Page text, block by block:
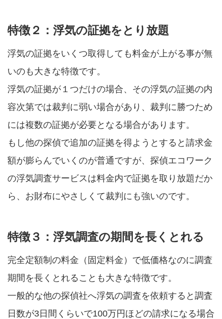
特徴２：浮気の証拠をとり放題
浮気の証拠をいくつ取得しても料金が上がる事が無
いのも大きな特徴です。
浮気の証拠が１つだけの場合、その浮気の証拠の内
容次第では裁判に弱い場合があり、裁判に勝つため
には複数の証拠が必要となる場合があります。
もし他の探偵で追加の証拠を得ようとすると請求金
額が膨らんでいくのが普通ですが、探偵エコワーク
の浮気調査サービスは料金内で証拠を取り放題だか
ら、お財布にやさしくて裁判にも強いのです。
特徴３：浮気調査の期間を長くとれる
完全定額制の料金（固定料金）で低価格なのに調査
期間を長くとれることも大きな特徴です。
一般的な他の探偵社へ浮気の調査を依頼すると調査
日数が3日間くらいで100万円ほどの請求になる場合